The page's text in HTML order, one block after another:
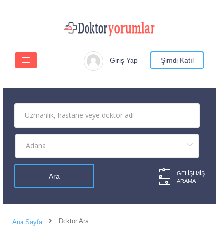
Giriş Yap Şimdi Katıl
GELIŞLMIŞ
ARAMA
Ana Sayfa Doktor Ara